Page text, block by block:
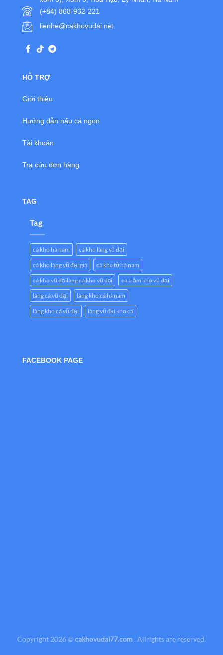
(+84) 868-932-221
lienhe@cakhovudai.net
HỖ TRỢ
Giới thiệu
Hướng dẫn nấu cá ngon
Tài khoản
Tra cứu đơn hàng
TAG
Tag
cá kho hà nam cá kho làng vũ đại
cá kho làng vũ đại giá cá kho tộ hà nam
cá kho vũ đạilàng cá kho vũ đại cá trắm kho vũ đại
làng cá vũ đại làng kho cá hà nam
làng kho cá vũ đại làng vũ đại kho cá
FACEBOOK PAGE
Copyright 2026 ©cakhovudai77.com . Allrights are reserved.